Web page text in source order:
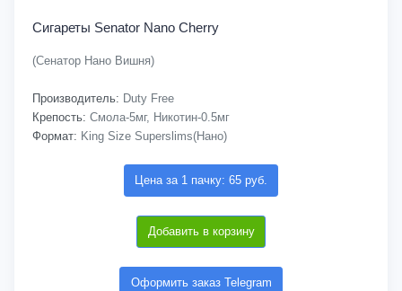
Сигареты Senator Nano Cherry
(Сенатор Нано Вишня)
Производитель: Duty Free
Крепость: Смола-5мг, Никотин-0.5мг
Формат: King Size Superslims(Нано)
Цена за 1 пачку: 65 руб.
Добавить в корзину
Оформить заказ Telegram